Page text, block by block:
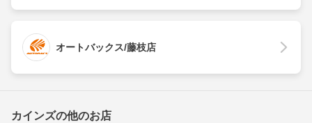
オートバックス/藤枝店
カインズの他のお店